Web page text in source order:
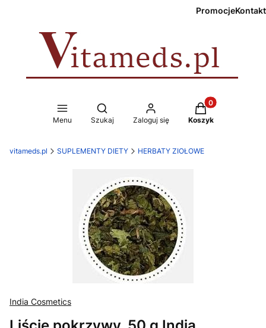
PromocjeKontakt
Menu
Otwórz wyszukiwarkę
Szukaj Zaloguj się
Produkty w
Koszyk
vitameds.pl SUPLEMENTY DIETY HERBATY ZIOŁOWE
India Cosmetics